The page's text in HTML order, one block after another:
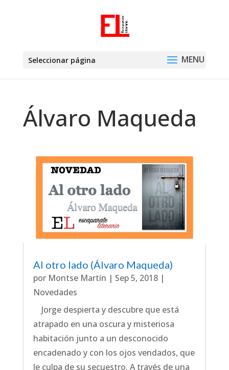
Seleccionar página
Álvaro Maqueda
Al otro lado (Álvaro Maqueda)
por Montse Martín | Sep 5, 2018|
Novedades
Jorge despierta y descubre que está
atrapado en una oscura y misteriosa
habitación junto a un desconocido
encadenado y con los ojos vendados, que
le culpa de su secuestro. A través de una